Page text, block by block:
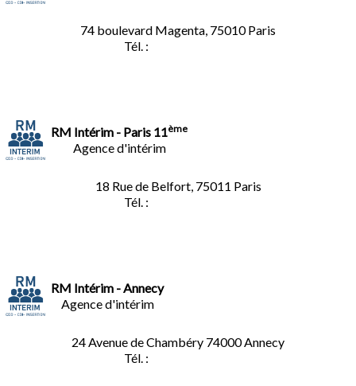
74 boulevard Magenta, 75010 Paris
Tél. :
RM Intérim - Paris 11ème
Agence d'intérim
18 Rue de Belfort, 75011 Paris
Tél. :
RM Intérim - Annecy
Agence d'intérim
24 Avenue de Chambéry 74000 Annecy
Tél. :